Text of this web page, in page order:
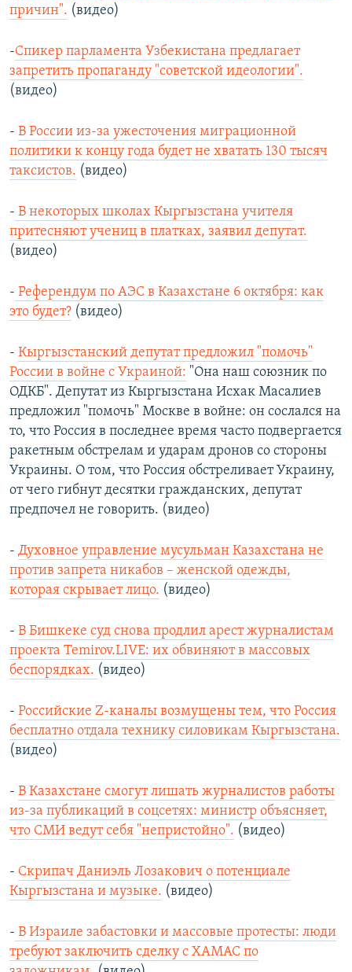
причин". (видео)
-Спикер парламента Узбекистана предлагает
запретить пропаганду "советской идеологии".
(видео)
- В России из-за ужесточения миграционной
политики к концу года будет не хватать 130 тысяч
таксистов. (видео)
- В некоторых школах Кыргызстана учителя
притесняют учениц в платках, заявил депутат.
(видео)
- Референдум по АЭС в Казахстане 6 октября: как
это будет? (видео)
- Кыргызстанский депутат предложил "помочь"
России в войне с Украиной: "Она наш союзник по
ОДКБ". Депутат из Кыргызстана Исхак Масалиев
предложил "помочь" Москве в войне: он сослался на
то, что Россия в последнее время часто подвергается
ракетным обстрелам и ударам дронов со стороны
Украины. О том, что Россия обстреливает Украину,
от чего гибнут десятки гражданских, депутат
предпочел не говорить. (видео)
- Духовное управление мусульман Казахстана не
против запрета никабов – женской одежды,
которая скрывает лицо. (видео)
- В Бишкеке суд снова продлил арест журналистам
проекта Temirov.LIVE: их обвиняют в массовых
беспорядках. (видео)
- Российские Z-каналы возмущены тем, что Россия
бесплатно отдала технику силовикам Кыргызстана.
(видео)
- В Казахстане смогут лишать журналистов работы
из-за публикаций в соцсетях: министр объясняет,
что СМИ ведут себя "непристойно". (видео)
- Скрипач Даниэль Лозакович о потенциале
Кыргызстана и музыке. (видео)
- В Израиле забастовки и массовые протесты: люди
требуют заключить сделку с ХАМАС по